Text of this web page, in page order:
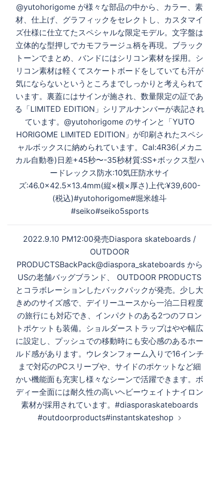
ー
シ
ョ
ン
@yutohorigome が様々な部品の中から、カラー、素
材、仕上げ、グラフィックをセレクトし、カスタマイ
ズ仕様に仕立てたスペシャルな限定モデル。文字盤は
立体的な型押しでカモフラージュ柄を再現。ブラック
トーンでまとめ、バンドにはシリコン素材を採用。シ
リコン素材は軽くてスケートボードをしていても汗が
気にならないというところまでしっかりと考えられて
います。裏蓋にはサインが施され、数量限定の証であ
る「LIMITED EDITION」シリアルナンバーが表記され
ています。@yutohorigome のサインと「YUTO
HORIGOME LIMITED EDITION」が印刷されたスペシ
ャルボックスに納められています。Cal:4R36(メカニ
カル自動巻)日差+45秒〜-35秒材質:SS+ボックス型ハ
ードレックス防水:10気圧防水サイ
ズ:46.0×42.5×13.4mm(縦×横×厚さ)上代:¥39,600-
(税込)#yutohorigome#堀米雄斗
#seiko#seiko5sports
2022.9.10 PM12:00発売Diaspora skateboards /
OUTDOOR
PRODUCTSBackPack@diaspora_skateboards から
USの老舗バッグブランド、 OUTDOOR PRODUCTS
とコラボレーションしたバックパックが発売。少し大
きめのサイズ感で、デイリーユースから一泊二日程度
の旅行にも対応でき、インパクトのある2つのフロン
トポケットも装備。ショルダーストラップはやや幅広
に設定し、プッシュでの移動時にも安心感のあるホー
ルド感があります。ウレタンフォーム入りで16インチ
まで対応のPCスリーブや、サイドのポケットなど細
かい機能面も充実し様々なシーンで活躍できます。ボ
ディー全面には耐久性の高いヘビーウェイトナイロン
素材が採用されています。#diasporaskateboards
#outdoorproducts#instantskateshop